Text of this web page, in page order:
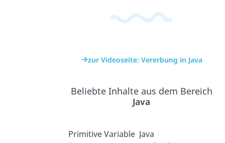
zur Videoseite: Vererbung in Java
Beliebte Inhalte aus dem Bereich
Java
PrimitiveVariable Java